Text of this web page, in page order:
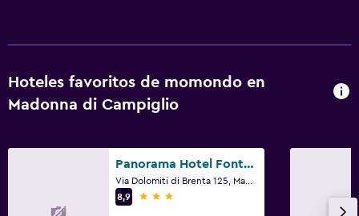
Hoteles favoritos de momondo en
Madonna di Campiglio
Panorama Hotel Fontanella
8,9
3 estrellas